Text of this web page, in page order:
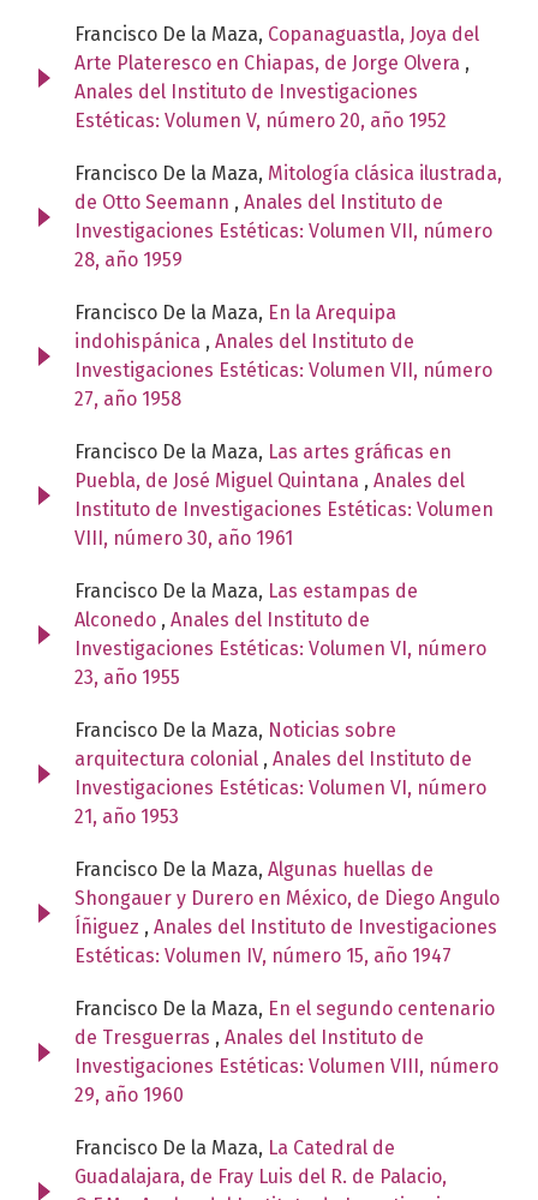
Francisco De la Maza, Copanaguastla, Joya del
Arte Plateresco en Chiapas, de Jorge Olvera ,
Anales del Instituto de Investigaciones
Estéticas: Volumen V, número 20, año 1952
Francisco De la Maza, Mitología clásica ilustrada,
de Otto Seemann , Anales del Instituto de
Investigaciones Estéticas: Volumen VII, número
28, año 1959
Francisco De la Maza, En la Arequipa
indohispánica , Anales del Instituto de
Investigaciones Estéticas: Volumen VII, número
27, año 1958
Francisco De la Maza, Las artes gráficas en
Puebla, de José Miguel Quintana , Anales del
Instituto de Investigaciones Estéticas: Volumen
VIII, número 30, año 1961
Francisco De la Maza, Las estampas de
Alconedo , Anales del Instituto de
Investigaciones Estéticas: Volumen VI, número
23, año 1955
Francisco De la Maza, Noticias sobre
arquitectura colonial , Anales del Instituto de
Investigaciones Estéticas: Volumen VI, número
21, año 1953
Francisco De la Maza, Algunas huellas de
Shongauer y Durero en México, de Diego Angulo
Íñiguez , Anales del Instituto de Investigaciones
Estéticas: Volumen IV, número 15, año 1947
Francisco De la Maza, En el segundo centenario
de Tresguerras , Anales del Instituto de
Investigaciones Estéticas: Volumen VIII, número
29, año 1960
Francisco De la Maza, La Catedral de
Guadalajara, de Fray Luis del R. de Palacio,